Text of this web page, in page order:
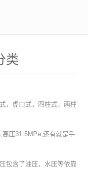
类
，虎口式，四柱式，两柱
高压31.5MPa,还有就是手
包含了油压，水压等依靠